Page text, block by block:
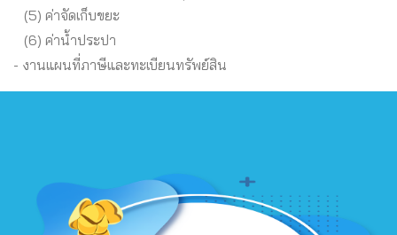
(5) ค่าจัดเก็บขยะ
(6) ค่าน้ำประปา
- งานแผนที่ภาษีและทะเบียนทรัพย์สิน